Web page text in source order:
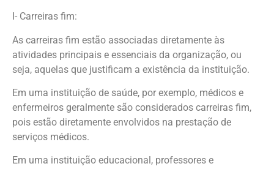
I- Carreiras fim:
As carreiras fim estão associadas diretamente às
atividades principais e essenciais da organização, ou
seja, aquelas que justificam a existência da instituição.
Em uma instituição de saúde, por exemplo, médicos e
enfermeiros geralmente são considerados carreiras fim,
pois estão diretamente envolvidos na prestação de
serviços médicos.
Em uma instituição educacional, professores e